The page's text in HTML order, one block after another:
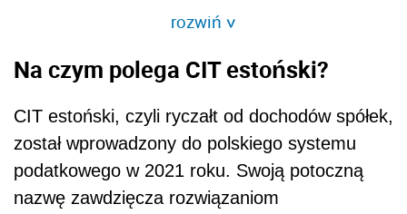
rozwiń>
Na czym polega CIT estoński?
CIT estoński, czyli ryczałt od dochodów spółek,
został wprowadzony do polskiego systemu
podatkowego w 2021 roku. Swoją potoczną
nazwę zawdzięcza rozwiązaniom